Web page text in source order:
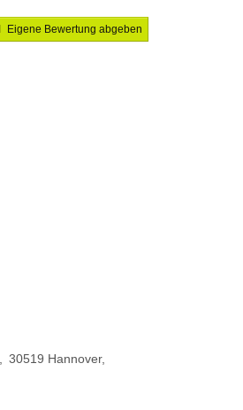
Eigene Bewertung abgeben
30519 Hannover